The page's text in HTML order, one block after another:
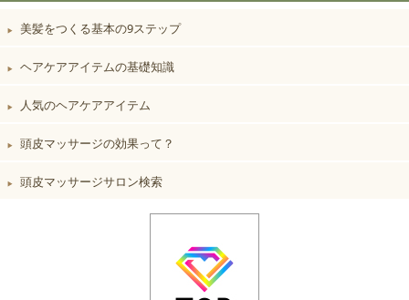
▶︎ 美髪をつくる基本の9ステップ
▶︎ ヘアケアアイテムの基礎知識
▶︎ 人気のヘアケアアイテム
▶︎ 頭皮マッサージの効果って？
▶︎ 頭皮マッサージサロン検索